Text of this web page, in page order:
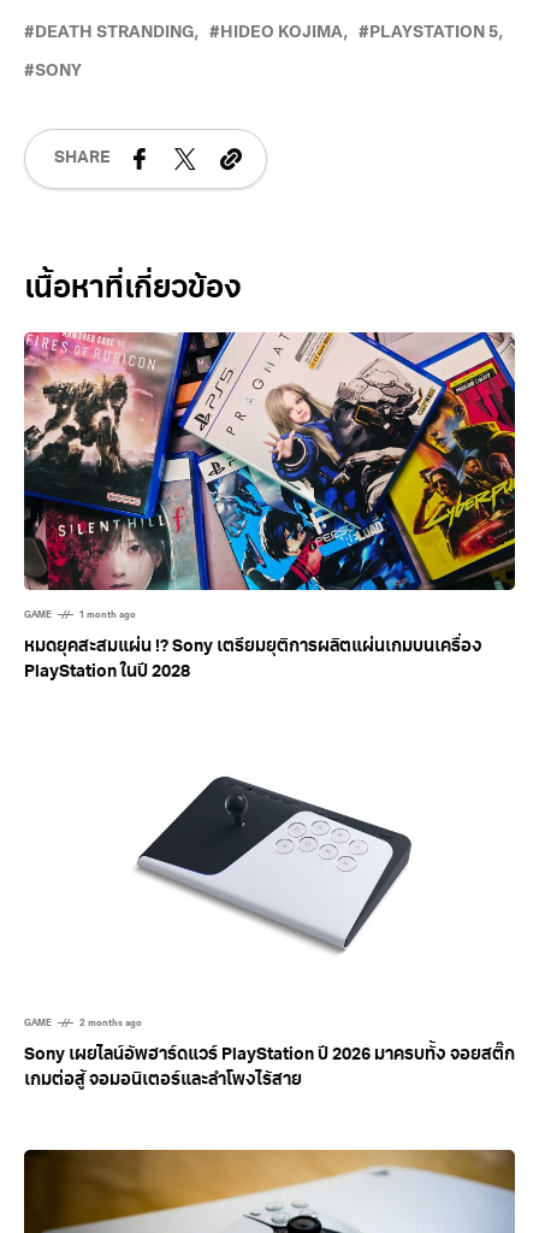
DEATH STRANDING HIDEO KOJIMA PLAYSTATION 5
SONY
SHARE
Related Posts
GAME 1 month ago
หมดยุคสะสมแผ่น !? Sony เตรียมยุติการผลิตแผ่นเกมบนเครื่อง
PlayStation ในปี 2028
GAME 2 months ago
Sony เผยไลน์อัพฮาร์ดแวร์ PlayStation ปี 2026 มาครบทั้ง จอยสติ๊ก
เกมต่อสู้ จอมอนิเตอร์และลำโพงไร้สาย